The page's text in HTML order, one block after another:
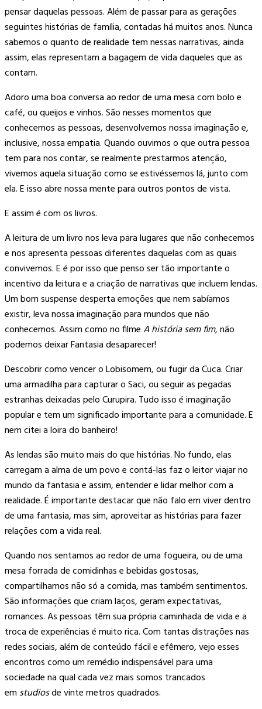
pensar daquelas pessoas. Além de passar para as gerações
seguintes histórias de família, contadas há muitos anos. Nunca
sabemos o quanto de realidade tem nessas narrativas, ainda
assim, elas representam a bagagem de vida daqueles que as
contam.
Adoro uma boa conversa ao redor de uma mesa com bolo e
café, ou queijos e vinhos. São nesses momentos que
conhecemos as pessoas, desenvolvemos nossa imaginação e,
inclusive, nossa empatia. Quando ouvimos o que outra pessoa
tem para nos contar, se realmente prestarmos atenção,
vivemos aquela situação como se estivéssemos lá, junto com
ela. E isso abre nossa mente para outros pontos de vista.
E assim é com os livros.
A leitura de um livro nos leva para lugares que não conhecemos
e nos apresenta pessoas diferentes daquelas com as quais
convivemos. E é por isso que penso ser tão importante o
incentivo da leitura e a criação de narrativas que incluem lendas.
Um bom suspense desperta emoções que nem sabíamos
existir, leva nossa imaginação para mundos que não
conhecemos. Assim como no filmeA história sem fim, não
podemos deixar Fantasia desaparecer!
Descobrir como vencer o Lobisomem, ou fugir da Cuca. Criar
uma armadilha para capturar o Saci, ou seguir as pegadas
estranhas deixadas pelo Curupira. Tudo isso é imaginação
popular e tem um significado importante para a comunidade. E
nem citei a loira do banheiro!
As lendas são muito mais do que histórias. No fundo, elas
carregam a alma de um povo e contá-las faz o leitor viajar no
mundo da fantasia e assim, entender e lidar melhor com a
realidade. É importante destacar que não falo em viver dentro
de uma fantasia, mas sim, aproveitar as histórias para fazer
relações com a vida real.
Quando nos sentamos ao redor de uma fogueira, ou de uma
mesa forrada de comidinhas e bebidas gostosas,
compartilhamos não só a comida, mas também sentimentos.
São informações que criam laços, geram expectativas,
romances. As pessoas têm sua própria caminhada de vida e a
troca de experiências é muito rica. Com tantas distrações nas
redes sociais, além de conteúdo fácil e efêmero, vejo esses
encontros como um remédio indispensável para uma
sociedade na qual cada vez mais somos trancados
em studiosde vinte metros quadrados.